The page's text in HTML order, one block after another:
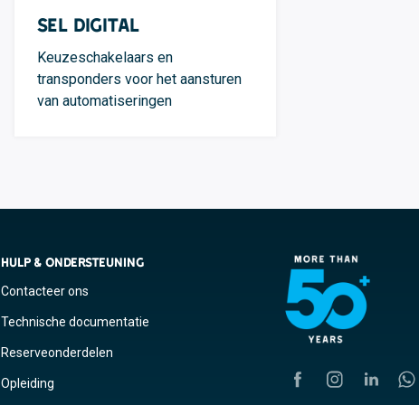
SEL Digital
Keuzeschakelaars en
transponders voor het aansturen
van automatiseringen
HULP & ONDERSTEUNING
Contacteer ons
Technische documentatie
Reserveonderdelen
Opleiding